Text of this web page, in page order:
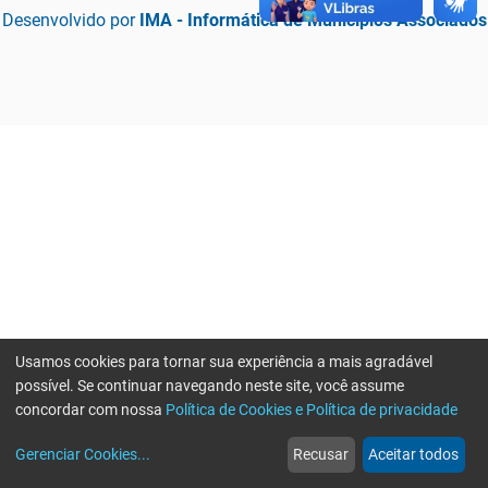
Desenvolvido por IMA - Informática de Municípios Associados
web
Notícias
more_horiz
Mais
Usamos cookies para tornar sua experiência a mais agradável
possível. Se continuar navegando neste site, você assume
concordar com nossa Política de Cookies e Política de privacidade
Gerenciar Cookies... Recusar Aceitar todos
Erro ao enviar informações, por favor tente novamente